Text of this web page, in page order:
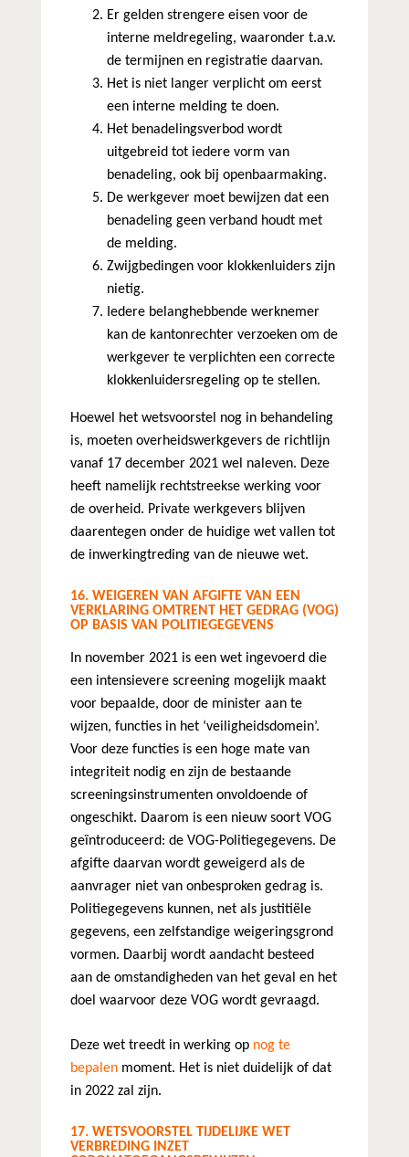
Er gelden strengere eisen voor de
interne meldregeling, waaronder t.a.v.
de termijnen en registratie daarvan.
Het is niet langer verplicht om eerst
een interne melding te doen.
Het benadelingsverbod wordt
uitgebreid tot iedere vorm van
benadeling, ook bij openbaarmaking.
De werkgever moet bewijzen dat een
benadeling geen verband houdt met
de melding.
Zwijgbedingen voor klokkenluiders zijn
nietig.
Iedere belanghebbende werknemer
kan de kantonrechter verzoeken om de
werkgever te verplichten een correcte
klokkenluidersregeling op te stellen.
Hoewel het wetsvoorstel nog in behandeling
is, moeten overheidswerkgevers de richtlijn
vanaf 17 december 2021 wel naleven. Deze
heeft namelijk rechtstreekse werking voor
de overheid. Private werkgevers blijven
daarentegen onder de huidige wet vallen tot
de inwerkingtreding van de nieuwe wet.
16. WEIGEREN VAN AFGIFTE VAN EEN
VERKLARING OMTRENT HET GEDRAG (VOG)
OP BASIS VAN POLITIEGEGEVENS
In november 2021 is een wet ingevoerd die
een intensievere screening mogelijk maakt
voor bepaalde, door de minister aan te
wijzen, functies in het ‘veiligheidsdomein’.
Voor deze functies is een hoge mate van
integriteit nodig en zijn de bestaande
screeningsinstrumenten onvoldoende of
ongeschikt. Daarom is een nieuw soort VOG
geïntroduceerd: de VOG-Politiegegevens. De
afgifte daarvan wordt geweigerd als de
aanvrager niet van onbesproken gedrag is.
Politiegegevens kunnen, net als justitiële
gegevens, een zelfstandige weigeringsgrond
vormen. Daarbij wordt aandacht besteed
aan de omstandigheden van het geval en het
doel waarvoor deze VOG wordt gevraagd.
Deze wet treedt in werking op nog te
bepalenmoment. Het is niet duidelijk of dat
in 2022 zal zijn.
17. WETSVOORSTEL TIJDELIJKE WET
VERBREDING INZET